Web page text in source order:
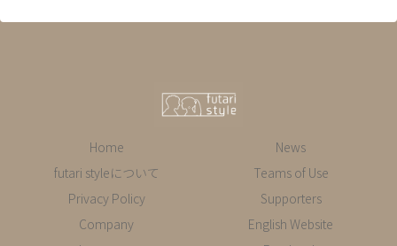
Home
News
futari styleについて
Teams of Use
Privacy Policy
Supporters
Company
English Website